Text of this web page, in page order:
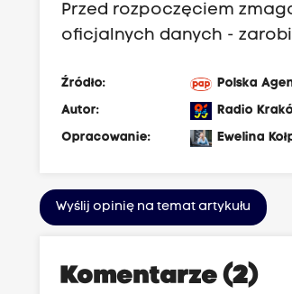
Przed rozpoczęciem
oficjalnych danych -
Źródło:
Polska
Autor:
Radio
Opracowanie:
Ewelina
Wyślij opinię na temat artykułu
Komentarze (2)